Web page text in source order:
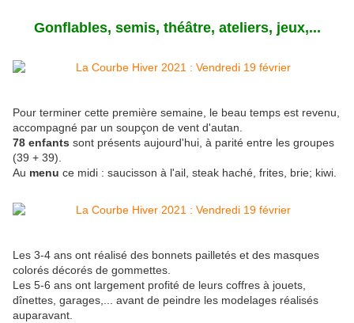
Gonflables, semis, théâtre, ateliers, jeux,...
Pour terminer cette première semaine, le beau temps est revenu,
accompagné par un soupçon de vent d'autan.
78 enfants sont présents aujourd'hui, à parité entre les groupes
(39 + 39).
Au menu ce midi : saucisson à l'ail, steak haché, frites, brie; kiwi.
Les 3-4 ans ont réalisé des bonnets pailletés et des masques
colorés décorés de gommettes.
Les 5-6 ans ont largement profité de leurs coffres à jouets,
dînettes, garages,... avant de peindre les modelages réalisés
auparavant.